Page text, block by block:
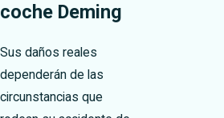
coche Deming
Sus daños reales
dependerán de las
circunstancias que